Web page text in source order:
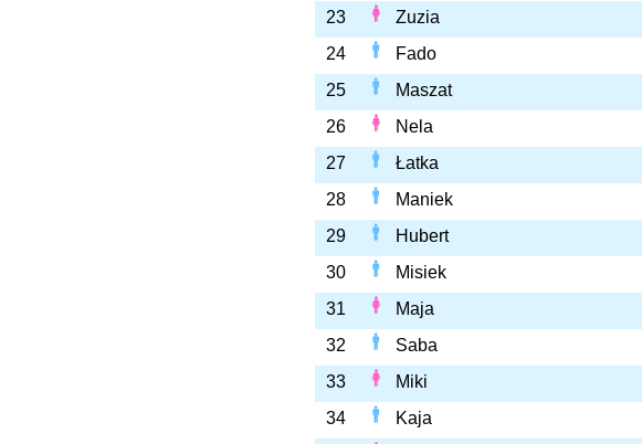
23
Zuzia
24
Fado
25
Maszat
26
Nela
27
Łatka
28
Maniek
29
Hubert
30
Misiek
31
Maja
32
Saba
33
Miki
34
Kaja